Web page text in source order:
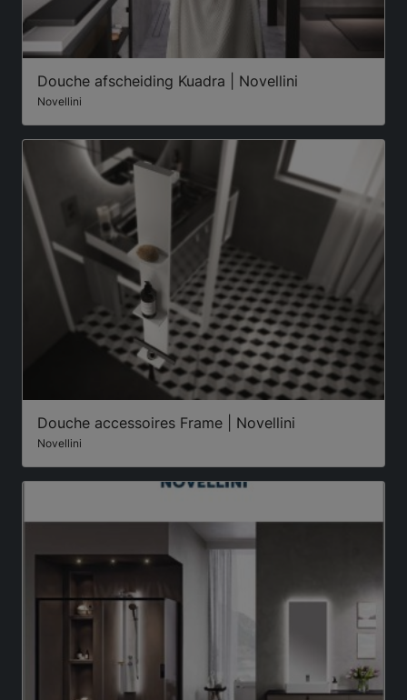
Douche afscheiding Kuadra | Novellini
Novellini
Douche accessoires Frame | Novellini
Novellini